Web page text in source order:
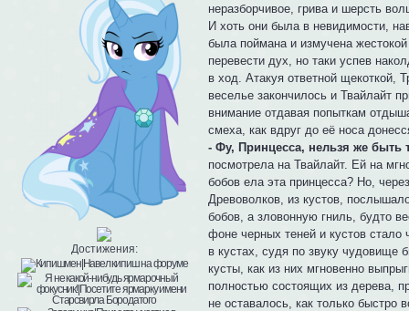
Достижения:
неразборчивое, грива и шерсть
И хоть они была в невидимости,
была поймана и измучена
перевести дух, но таки успев
в ход. Атакуя ответной щекоткой,
веселье закончилось и Твайлайт
внимание отдавая попыткам
смеха, как вдруг до её носа
- Фу, Принцесса, нельзя же быть
посмотрела на Твайлайт. Ей на
бобов ела эта принцесса? Но,
Древоволков, из кустов,
бобов, а зловонную гниль, будто
фоне черных теней и кустов стало
в кустах, судя по звуку чудовище
кусты, как из них мгновенно
полностью состоящих из дерева,
не оставалось, как только быстро